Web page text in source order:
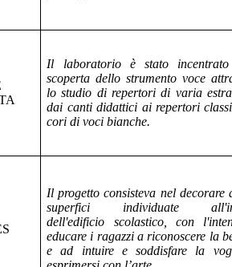
Il laboratorio è stato
scoperta dello strumento voce
lo studio di repertori di varia
dai canti didattici ai repertori
cori di voci bianche.
Il progetto consisteva nel decorare
superfici individuate
dell'edificio scolastico, con
educare i ragazzi a riconoscere la
e ad intuire e soddisfare la